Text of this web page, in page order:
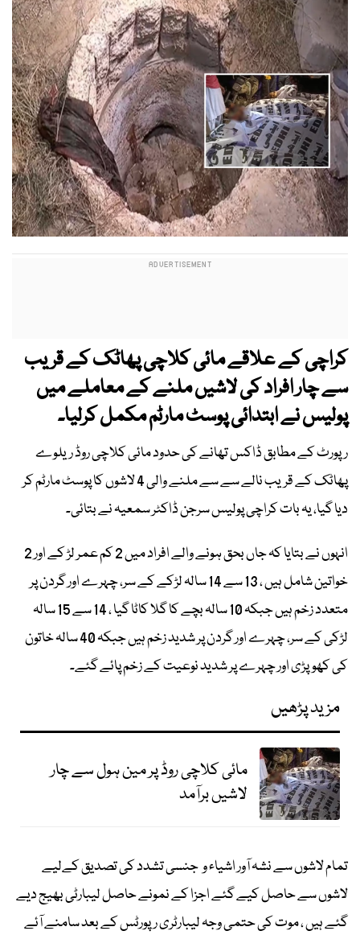
کراچی کے علاقے مائی کلاچی پھاٹک کے قریب
سے چار افراد کی لاشیں ملنے کے معاملے میں
پولیس نے ابتدائی پوسٹ مارٹم مکمل کرلیا۔
رپورٹ کے مطابق ڈاکس تھانے کی حدود مائی کلاچی روڈ ریلوے
پھاٹک کے قریب نالے سے سے ملنے والی 4 لاشوں کا پوسٹ مارٹم کر
دیا گیا، یہ بات کراچی پولیس سرجن ڈاکٹر سمعیہ نے بتائی۔
انہوں نے بتایا کہ جاں بحق ہونے والے افراد میں 2 کم عمر لڑ کے اور 2
خواتین شامل ہیں ، 13 سے 14 سالہ لڑکے کے سر، چہرے اور گردن پر
متعدد زخم ہیں جبکہ 10 سالہ بچے کا گلا کاٹا گیا ، 14 سے 15 سالہ
لڑکی کے سر، چہرے اور گردن پر شدید زخم ہیں جبکہ 40 سالہ خاتون
کی کھوپڑی اور چہرے پر شدید نوعیت کے زخم پائے گئے۔
مزید پڑھیں
مائی کلاچی روڈ پر مین ہول سے چار
لاشیں برآمد
تمام لاشوں سے نشہ آور اشیاء و جنسی تشدد کی تصدیق کےلیے
لاشوں سے حاصل کیے گئے اجزا کے نمونے حاصل لیبارٹی بھیج دیے
گئے ہیں ، موت کی حتمی وجہ لیبارٹری رپورٹس کے بعد سامنے آئے